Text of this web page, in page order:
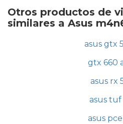
Otros productos de
similares a Asus
asus gtx
gtx 660
asus rx
asus tuf
asus pce